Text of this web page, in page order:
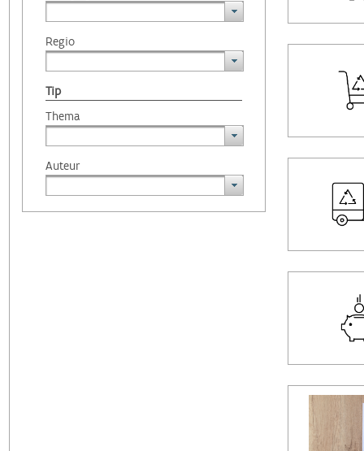
Regio
Tip
Thema
Auteur